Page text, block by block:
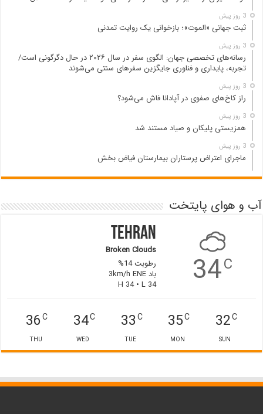
3 روز پیش
ثبت جهانی «الموت»؛ بازخوانی یک روایت تمدنی
3 روز پیش
رسانه‌های تخصصی جهان: الگوی سفر در سال ۲۰۲۶ در حال دگرگونی است/
تجربه، پایداری و فناوری جایگزین سفرهای سنتی می‌شوند
3 روز پیش
راز کاخ‌های صفوی در آپادانا فاش می‌شود؟
3 روز پیش
همزیستی پلیکان و صیاد مستند شد
3 روز پیش
ماجرای اعتراض پرستاران بیمارستان فیاض بخش
آب و هوای پایتخت
34C
Tehran
Broken Clouds
رطوبت 14%
باد 3km/h ENE
H 34 • L 34
32C
SUN
35C
MON
33C
TUE
34C
WED
36C
THU